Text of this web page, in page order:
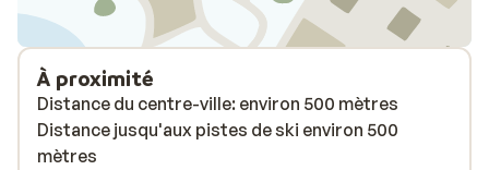
À proximité
Distance du centre-ville: environ 500 mètres
Distance jusqu'aux pistes de ski environ 500
mètres